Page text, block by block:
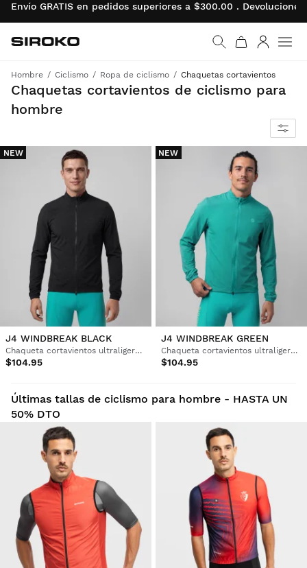
Envío GRATIS en pedidos superiores a $300.00 .
Ir a la página de inicio
Siroko.com
Hombre Ciclismo Ropa de ciclismo Chaquetas cortavientos
Chaquetas cortavientos de ciclismo para
hombre
Protección ligera contra el viento cuando más lo necesitas
NEW
J4 WINDBREAK BLACK
Chaqueta cortavientos ultraligera ciclismo hombre
$104.95
NEW
J4 WINDBREAK GREEN
Chaqueta cortavientos ultraligera ciclismo hombre
$104.95
Últimas tallas de ciclismo para hombre - HASTA UN
50% DTO